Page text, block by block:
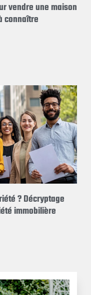
vendre une maison
connaître
? Décryptage
immobilière